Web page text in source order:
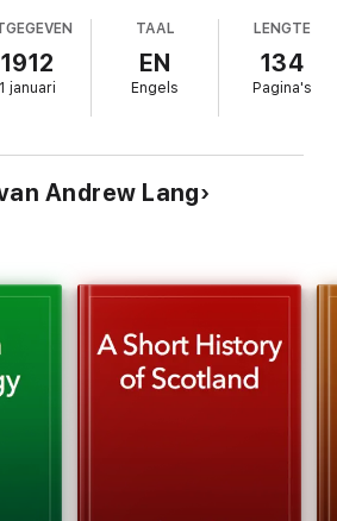
1912
1 januari
TAAL
EN
Engels
LENGTE
134
Pagina's
Andrew Lang